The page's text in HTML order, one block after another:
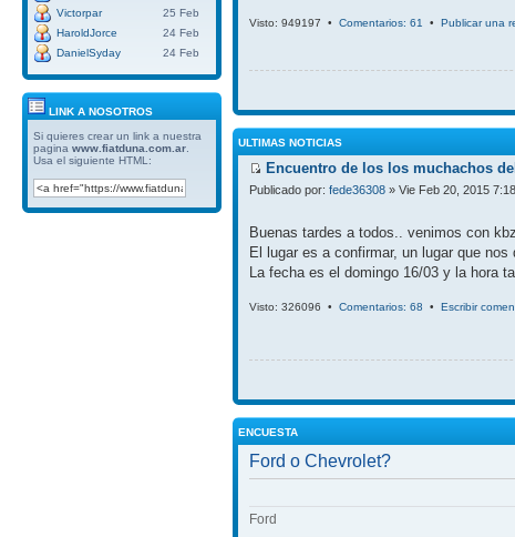
Victorpar
25 Feb
HaroldJorce
24 Feb
DanielSyday
24 Feb
LINK A NOSOTROS
Si quieres crear un link a nuestra
pagina www.fiatduna.com.ar
Usa el siguiente HTML:
Visto: 949197 • Comentarios: 61 • Publicar una
ULTIMAS NOTICIAS
Encuentro de los los muchachos
Publicado por: fede36308 » Vie Feb 20, 2015
Buenas tardes a todos.. venimos con
El lugar es a confirmar, un lugar que nos
La fecha es el domingo 16/03 y la hora
Visto: 326096 • Comentarios: 68 • Escribir
ENCUESTA
Ford o Chevrolet?
Ford